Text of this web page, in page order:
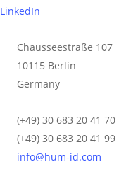
Read More
LinkedIn
Chausseestraße 107
10115 Berlin
Germany
(+49) 30 683 20 41 70
(+49) 30 683 20 41 99
info@hum-id.com